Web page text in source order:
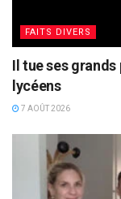
FAITS DIVERS
Il tue ses
lycéens
7 AOÛT 2026